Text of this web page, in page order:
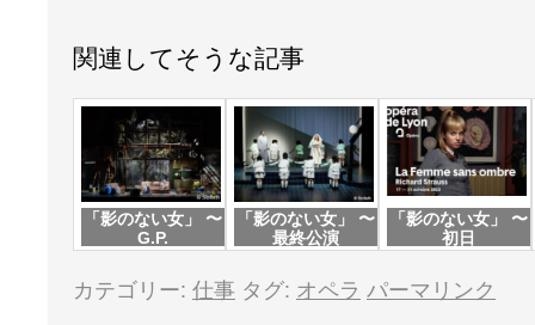
関連してそうな記事
「影のない女」 〜
G.P.
「影のない女」 〜
最終公演
「影のない女」 〜
初日
カテゴリー: 仕事 タグ: オペラ パーマリンク